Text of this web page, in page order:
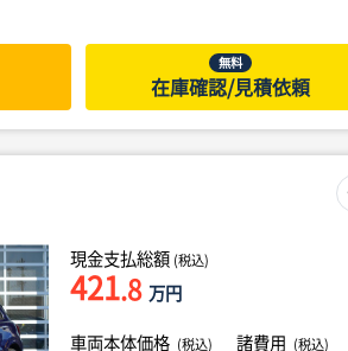
無料
在庫確認/見積依頼
現金支払総額 (税込)
421.8 万円
車両本体価格 (税込) 諸費用 (税込)